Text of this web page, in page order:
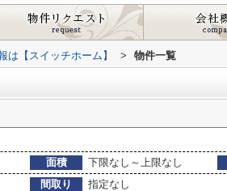
は【スイッチホーム】 > 物件一覧
面積 下限なし～上限なし
間取り
指定なし